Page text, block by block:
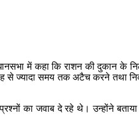
में कहा कि राशन की
से ज्यादा समय तक अटैच करने तथा
का जवाब दे रहे थे। उन्होंने